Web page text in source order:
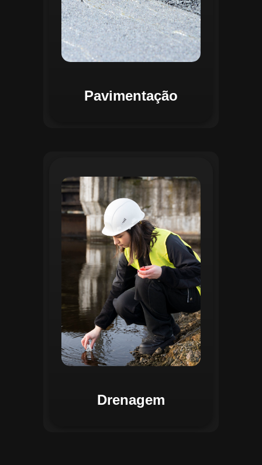
Pavimentação
Drenagem
O módulo de Gestão de Drenagem do
Regente aplica o geoprocessamento para
mapear redes de drenagem subterrâneas
e superficiais. A plataforma permite
identificar pontos de alagamento, planejar
intervenções e monitorar a eficiência das
estruturas de drenagem. Com análises
baseadas em dados coletados, o sistema
contribui para o planejamento urbano
sustentável, reduzindo riscos de
enchentes e otimizando a alocação de
recursos. Relatórios visuais facilitam a
comunicação dos resultados e o
acompanhamento dos projetos de
melhoria.